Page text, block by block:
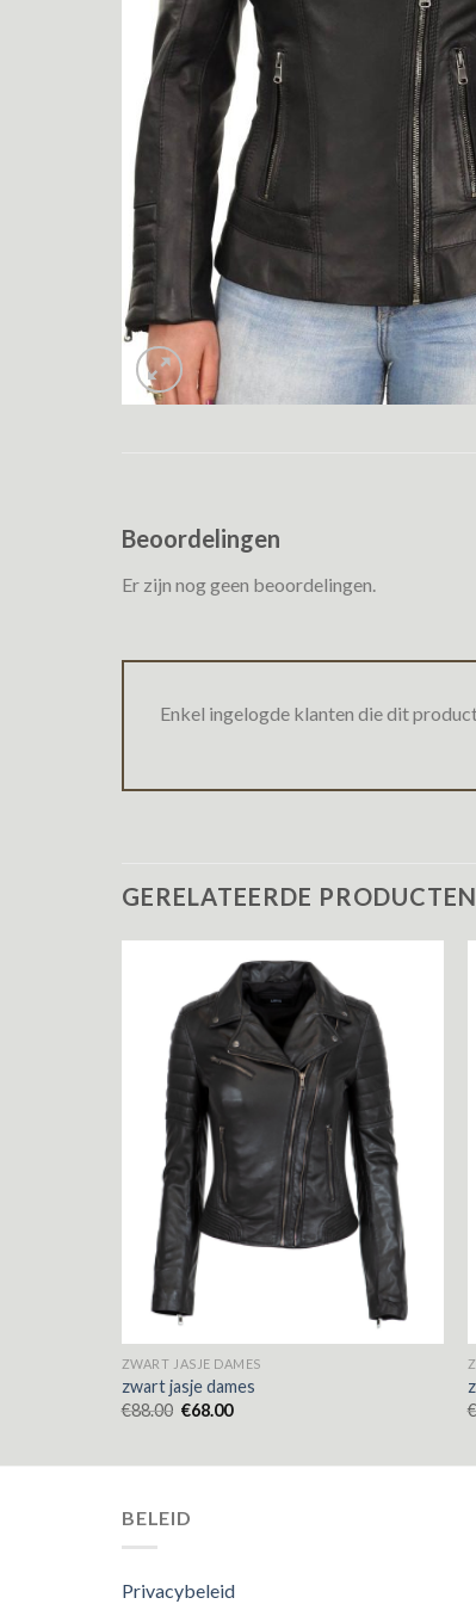
Beoordelingen
Er zijn nog geen beoordelingen.
Enkel ingelogde klanten die dit
GERELATEERDE PRODUCTEN
ZWART JASJE DAMES
zwart jasje dames
€88.00 €68.00
€
BELEID
Privacybeleid